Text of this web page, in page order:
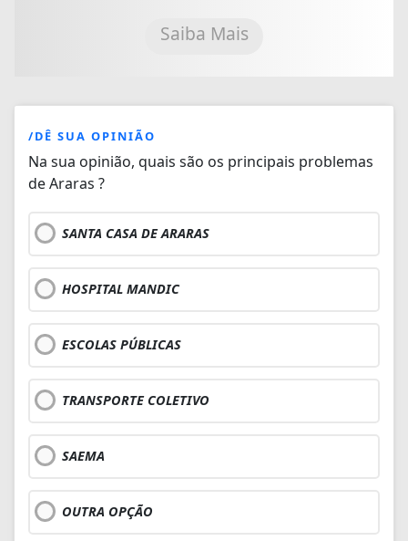
Saiba Mais
/DÊ SUA OPINIÃO
Na sua opinião, quais são os principais problemas
de Araras ?
SANTA CASA DE ARARAS
HOSPITAL MANDIC
ESCOLAS PÚBLICAS
TRANSPORTE COLETIVO
SAEMA
OUTRA OPÇÃO